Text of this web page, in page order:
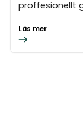
proffesionellt
Läs mer